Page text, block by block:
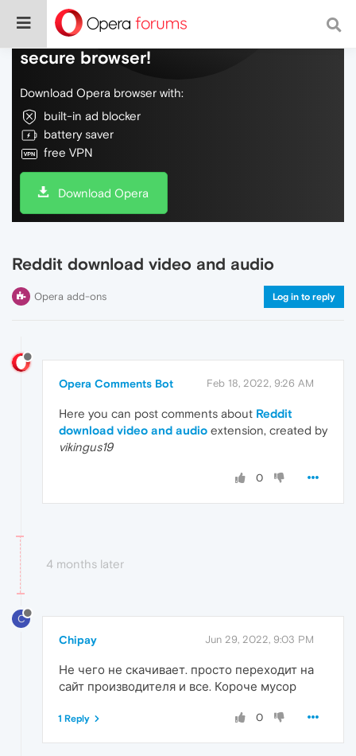
Do more on the web, with a fast and
secure browser!
Download Opera browser with:
built-in ad blocker
battery saver
free VPN
Download Opera
Reddit download video and audio
Opera add-ons Log in to reply
Opera Comments Bot Feb 18, 2022, 9:26 AM
Here you can post comments about Reddit
download video and audio extension, created by
vikingus19
0
4 months later
C
Chipay Jun 29, 2022, 9:03 PM
Не чего не скачивает. просто переходит на
сайт производителя и все. Короче мусор
0
1 Reply